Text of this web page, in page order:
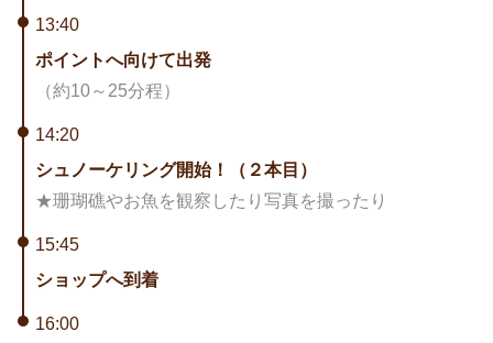
13:40
ポイントへ向けて出発
（約10～25分程）
14:20
シュノーケリング開始！（２本目）
★珊瑚礁やお魚を観察したり写真を撮ったり
15:45
ショップへ到着
16:00